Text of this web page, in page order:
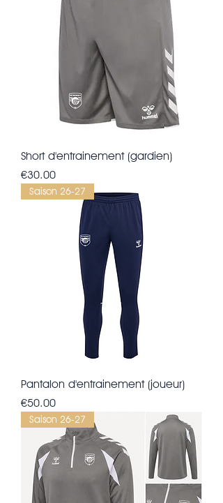
Short d'entrainement (gardien)
Price
€30.00
Saison 26-27
Pantalon d'entrainement (joueur)
Price
€50.00
Saison 26-27